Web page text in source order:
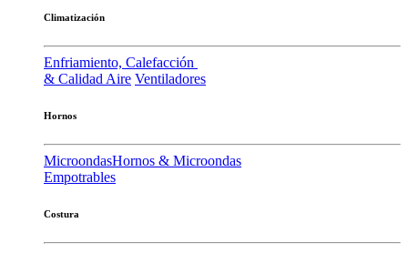
Climatización
Enfriamiento, Calefacción
& Calidad Aire Ventiladores
Hornos
MicroondasHornos & Microondas
Empotrables
Costura